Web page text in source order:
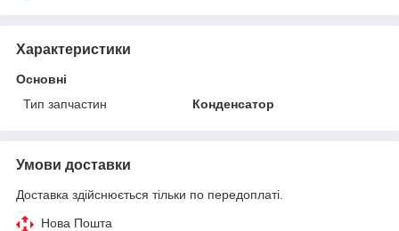
Характеристики
Основні
Тип запчастин
Конденсатор
Умови доставки
Доставка здійснюється тільки по передоплаті.
Нова Пошта